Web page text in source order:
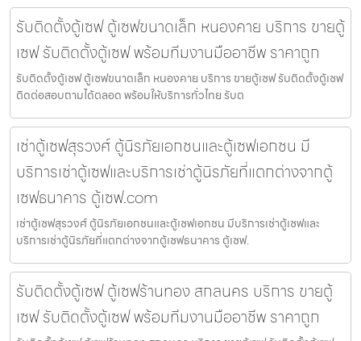
รับติดตั้งตู้เซฟ ตู้เซฟขนาดเล็ก หนองคาย บริการ ขายตู้
เซฟ รับติดตั้งตู้เซฟ พร้อมทีมงานมืออาชีพ ราคาถูก
รับติดตั้งตู้เซฟ ตู้เซฟขนาดเล็ก หนองคาย บริการ ขายตู้เซฟ รับติดตั้งตู้เซฟ
ติดต่อสอบถามได้ตลอด พร้อมให้บริการทั่วไทย รับต
เช่าตู้เซฟสุรวงศ์ ตู้นิรภัยเอกชนและตู้เซฟเอกชน มี
บริการเช่าตู้เซฟและบริการเช่าตู้นิรภัยที่แตกต่างจากตู้
เซฟธนาคาร ตู้เซฟ.com
เช่าตู้เซฟสุรวงศ์ ตู้นิรภัยเอกชนและตู้เซฟเอกชน มีบริการเช่าตู้เซฟและ
บริการเช่าตู้นิรภัยที่แตกต่างจากตู้เซฟธนาคาร ตู้เซฟ.
รับติดตั้งตู้เซฟ ตู้เซฟร้านทอง สกลนคร บริการ ขายตู้
เซฟ รับติดตั้งตู้เซฟ พร้อมทีมงานมืออาชีพ ราคาถูก